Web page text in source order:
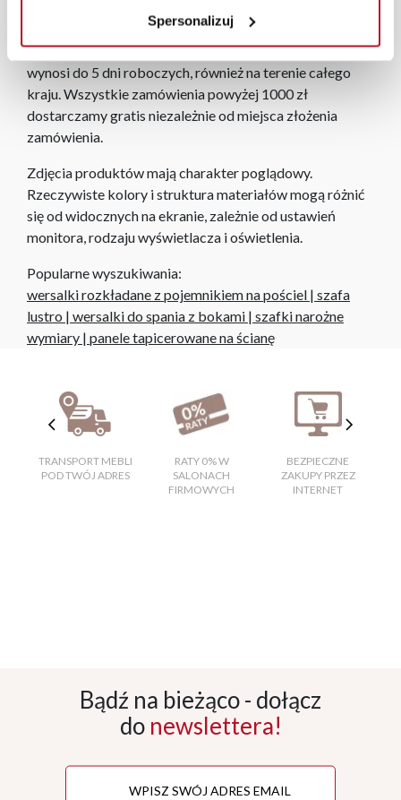
Spersonalizuj
dostarczymy do 3 dni roboczych na terenie całej Polski.
W przypadku zamówień internetowych czas dostawy
wynosi do 5 dni roboczych, również na terenie całego
kraju. Wszystkie zamówienia powyżej 1000 zł
dostarczamy gratis niezależnie od miejsca złożenia
zamówienia.
Zdjęcia produktów mają charakter poglądowy.
Rzeczywiste kolory i struktura materiałów mogą różnić
się od widocznych na ekranie, zależnie od ustawień
monitora, rodzaju wyświetlacza i oświetlenia.
Popularne wyszukiwania:
wersalki rozkładane z pojemnikiem na pościel | szafa
lustro | wersalki do spania z bokami | szafki narożne
wymiary | panele tapicerowane na ścianę
TRANSPORT MEBLI
POD TWÓJ ADRES
RATY 0% W
SALONACH
FIRMOWYCH
BEZPIECZNE
ZAKUPY PRZEZ
INTERNET
Bądź na bieżąco - dołącz
do newslettera!